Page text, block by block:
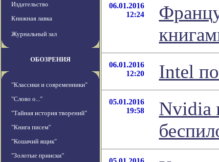
Издательство
Книжная лавка
Журнальный зал
ОБОЗРЕНИЯ
"Классики и современники"
"Слово о..."
"Тайная история творений"
"Книга писем"
"Кошачий ящик"
"Золотые прииски"
06.01.2016
12:24
06.01.2016
12:20
Intel
05.01.2016
19:58
Nvidia